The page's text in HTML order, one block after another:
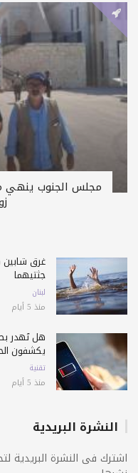
مجلس الجنوب ينهي
غرق شابين
جثتيهما
لبنان
منذ 5 أيام
هل تُهدر
يكشفون
تقنية
منذ 5 أيام
النشرة البريدية
اشترك فى النشرة البريدية